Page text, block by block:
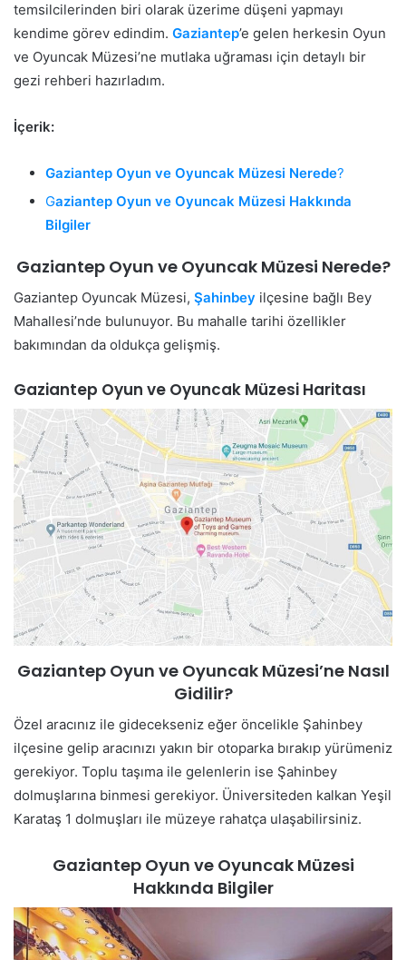
temsilcilerinden biri olarak üzerime düşeni yapmayı
kendime görev edindim. Gaziantep’e gelen herkesin Oyun
ve Oyuncak Müzesi’ne mutlaka uğraması için detaylı bir
gezi rehberi hazırladım.
İçerik:
Gaziantep Oyun ve Oyuncak Müzesi Nerede?
Gaziantep Oyun ve Oyuncak Müzesi Hakkında
Bilgiler
Gaziantep Oyun ve Oyuncak Müzesi Nerede?
Gaziantep Oyuncak Müzesi, Şahinbey ilçesine bağlı Bey
Mahallesi’nde bulunuyor. Bu mahalle tarihi özellikler
bakımından da oldukça gelişmiş.
Gaziantep Oyun ve Oyuncak Müzesi Haritası
Gaziantep Oyun ve Oyuncak Müzesi’ne Nasıl
Gidilir?
Özel aracınız ile gidecekseniz eğer öncelikle Şahinbey
ilçesine gelip aracınızı yakın bir otoparka bırakıp yürümeniz
gerekiyor. Toplu taşıma ile gelenlerin ise Şahinbey
dolmuşlarına binmesi gerekiyor. Üniversiteden kalkan Yeşil
Karataş 1 dolmuşları ile müzeye rahatça ulaşabilirsiniz.
Gaziantep Oyun ve Oyuncak Müzesi
Hakkında Bilgiler